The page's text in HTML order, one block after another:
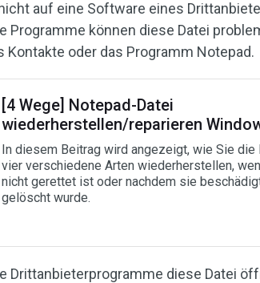
auf eine Software eines
Programme können diese Datei
Kontakte oder das Programm Notepad.
[4 Wege] Notepad-Datei
wiederherstellen/reparieren
In diesem Beitrag wird angezeigt, wie Sie die
vier verschiedene Arten wiederherstellen,
nicht gerettet ist oder nachdem sie
gelöscht wurde.
Drittanbieterprogramme diese Datei